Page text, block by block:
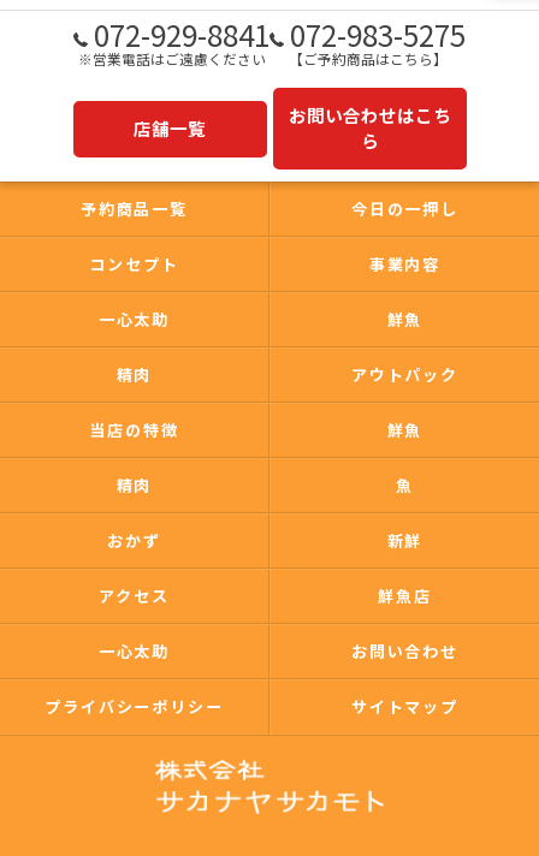
072-929-8841
※営業電話はご遠慮ください
072-983-5275
【ご予約商品はこちら】
店舗一覧
お問い合わせはこち
ら
予約商品一覧 今日の一押し
コンセプト 事業内容
一心太助 鮮魚
精肉 アウトパック
当店の特徴 鮮魚
精肉 魚
おかず 新鮮
アクセス 鮮魚店
一心太助 お問い合わせ
プライバシーポリシー サイトマップ